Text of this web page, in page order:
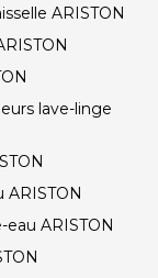
ARISTON
lave-linge
ARISTON
ARISTON